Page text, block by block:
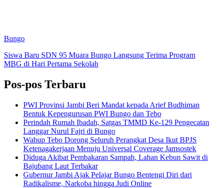
Bungo
Siswa Baru SDN 95 Muara Bungo Langsung Terima Program
MBG di Hari Pertama Sekolah
Pos-pos Terbaru
PWI Provinsi Jambi Beri Mandat kepada Arief Budhiman
Bentuk Kepengurusan PWI Bungo dan Tebo
Perindah Rumah Ibadah, Satgas TMMD Ke-129 Pengecatan
Langgar Nurul Fajri di Bungo
Wabup Tebo Dorong Seluruh Perangkat Desa Ikut BPJS
Ketenagakerjaan Menuju Universal Coverage Jamsostek
Diduga Akibat Pembakaran Sampah, Lahan Kebun Sawit di
Bajubang Laut Terbakar
Gubernur Jambi Ajak Pelajar Bungo Bentengi Diri dari
Radikalisme, Narkoba hingga Judi Online